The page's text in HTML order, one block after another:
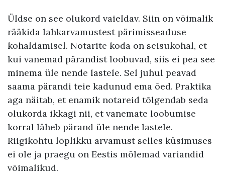
Üldse on see olukord vaieldav. Siin on võimalik
rääkida lahkarvamustest pärimisseaduse
kohaldamisel. Notarite koda on seisukohal, et
kui vanemad pärandist loobuvad, siis ei pea see
minema üle nende lastele. Sel juhul peavad
saama pärandi teie kadunud ema õed. Praktika
aga näitab, et enamik notareid tõlgendab seda
olukorda ikkagi nii, et vanemate loobumise
korral läheb pärand üle nende lastele.
Riigikohtu lõplikku arvamust selles küsimuses
ei ole ja praegu on Eestis mõlemad variandid
võimalikud.